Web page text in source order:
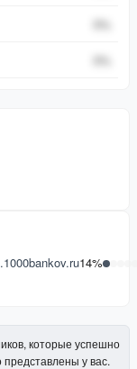
0%
0%
14%
которые успешно
представлены у вас.